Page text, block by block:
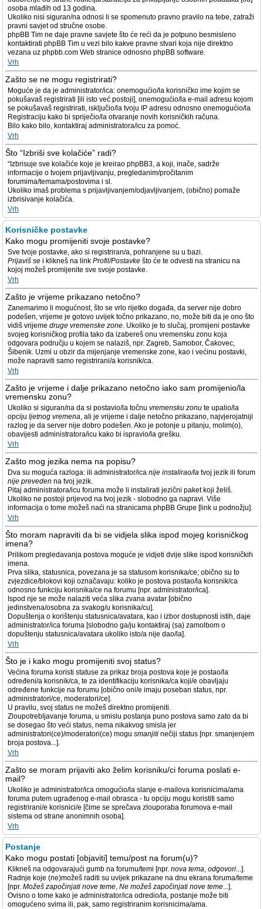
osoba mlađih od 13 godina.
Ukoliko nisi siguran/na odnosi li se spomenuto pravno pravilo na tebe, zatraži
pravni savjet od stručne osobe.
phpBB Tim ne daje pravne savjete što će reći da je potpuno besmisleno
kontaktirati phpBB Tim u vezi bilo kakve pravne stvari koja nije direktno
vezana uz phpbb.com Web stranice odnosno phpBB software.
Vrh
Zašto se ne mogu registrirati?
Moguće je da je administrator/ica: onemogućio/la korisničko ime kojim se
pokušavaš registrirati [ili isto već postoji], onemogućio/la e-mail adresu kojom
se pokušavaš registrirati, isključio/la tvoju IP adresu odnosno onemogućio/la
Registraciju kako bi spriječio/la otvaranje novih korisničkih računa.
Bilo kako bilo, kontaktiraj administratora/icu za pomoć.
Vrh
Što “Izbriši sve kolačiće” radi?
“Izbrisuje sve kolačiće koje je kreirao phpBB3, a koji, inače, sadrže
informacije o tvojem prijavljivanju, pregledanim/pročitanim
forumima/temama/postovima i sl.
Ukoliko imaš problema s prijavljivanjem/odjavljivanjem, (obično) pomaže
izbrisivanje kolačića.
Vrh
Korisničke postavke
Kako mogu promijeniti svoje postavke?
Sve tvoje postavke, ako si registriran/a, pohranjene su u bazi.
Prijaviš se i klikneš na link Profil/Postavke što će te odvesti na stranicu na
kojoj možeš promijenite sve svoje postavke.
Vrh
Zašto je vrijeme prikazano netočno?
Zanemarimo li mogućnost, što se vrlo rijetko događa, da server nije dobro
podešen, vrijeme je gotovo uvijek točno prikazano, no, može biti da je ono što
vidiš vrijeme druge vremenske zone. Ukoliko je to slučaj, promijeni postavke
svojeg korisničkog profila tako da izabereš onu vremensku zonu koja
odgovara području u kojem se nalaziš, npr. Zagreb, Samobor, Čakovec,
Šibenik. Uzmi u obzir da mijenjanje vremenske zone, kao i većinu postavki,
može napraviti samo registrirani/a korisnik/ca.
Vrh
Zašto je vrijeme i dalje prikazano netočno iako sam promijenio/la
vremensku zonu?
Ukoliko si siguran/na da si postavio/la točnu vremensku zonu te upalio/la
opciju ljetnog vremena, ali je vrijeme i dalje netočno prikazano, najvjerojatniji
razlog je da server nije dobro podešen. Ako je potonje u pitanju, molim(o),
obavijesti administratora/icu kako bi ispravio/la grešku.
Vrh
Zašto mog jezika nema na popisu?
Dva su moguća razloga: ili administrator/ica nije instalirao/la tvoj jezik ili forum
nije preveden na tvoj jezik.
Pitaj administratora/icu foruma može li instalirati jezični paket koji želiš.
Ukoliko ne postoji prijevod na tvoj jezik - slobodno ga napravi. Više
informacija o tome možeš naći na stranicama phpBB Grupe [link u podnožju].
Vrh
Što moram napraviti da bi se vidjela slika ispod mojeg korisničkog
imena?
Prilikom pregledavanja postova moguće je vidjeti dvije slike ispod korisničkih
imena.
Prva slika, statusnica, povezana je sa statusom korisnika/ce; obično su to
zvjezdice/blokovi koji označavaju: koliko je postova postao/la korisnik/ca
odnosno funkciju korisnika/ce na forumu [npr. administrator/ica].
Ispod nje se može nalaziti veća slika zvana avatar [obično
jedinstvena/osobna za svakog/u korisnika/cu].
Dopuštenja o korištenju statusnica/avatara, kao i izbor dostupnosti istih, daje
administrator/ica foruma [slobodno ga/ju kontaktiraj (sa) zamolbom o
dopuštenju statusnica/avatara ukoliko isto/a nije dao/la].
Vrh
Što je i kako mogu promijeniti svoj status?
Većina foruma koristi statuse za prikaz broja postova koje je postao/la
određeni/a korisnik/ca, te za identifikaciju korisnika/ca koji/e obavljaju
određene funkcije na forumu [obično oni/e imaju poseban status, npr.
administratori/ce, moderatori/ce].
U pravilu, svoj status ne možeš direktno promijeniti.
Zloupotrebljavanje foruma, u smislu postanja puno postova samo zato da bi
se dosegao što veći status, nema nikakvog smisla jer
administratori(ce)/moderatori(ce) mogu smanjiti nečiji status [npr. smanjenjem
broja postova...].
Vrh
Zašto se moram prijaviti ako želim korisniku/ci foruma poslati e-
mail?
Ukoliko je administrator/ica omogućio/la slanje e-mailova korisnicima/ama
foruma putem ugrađenog e-mail obrasca - tu opciju mogu koristiti samo
registrirani/e korisnici/e [čime se sprečava zlouporaba forumova e-mail
sistema od strane anonimnih osoba].
Vrh
Postanje
Kako mogu postati [objaviti] temu/post na forum(u)?
Klikneš na odgovarajući gumb na forumu/temi [npr. nova tema, odgovori...].
Radnje koje (ne)možeš raditi su uvijek prikazane na dnu ekrana foruma/teme
[npr. Možeš započinjati nove teme, Ne možeš započinjati nove teme...].
Ovisno o tome kako je administrator/ica odredio/la, postanje može biti
omogućeno svima ili, pak, samo registriranim korisnicima/ama.